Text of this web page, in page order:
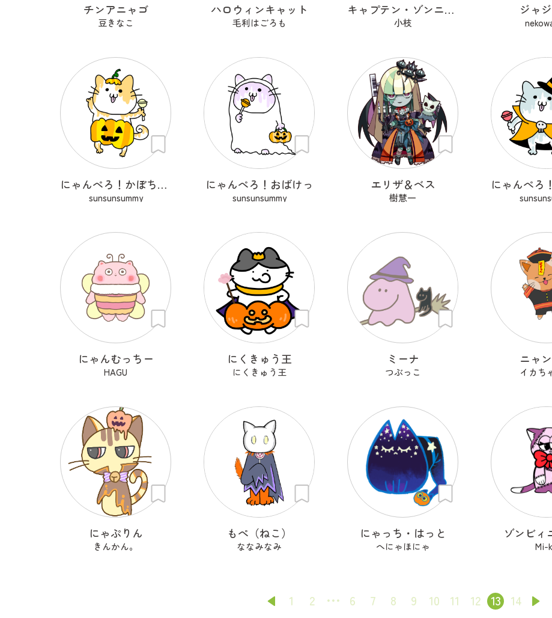
チンアニャゴ
豆きなこ
ハロウィンキャット
毛利はごろも
キャプテン・ゾンニャック
小枝
ジャ
にゃんぺろ！かぼちゃっ
sunsunsummy
にゃんぺろ！おばけっ
sunsunsummy
エリザ＆ベス
樹慧一
にゃんむっちー
HAGU
にくきゅう王
にくきゅう王
ミーナ
つぶっこ
ニャ
イカち
にゃぷりん
きんかん。
もぺ（ねこ）
ななみなみ
にゃっち・はっと
へにゃほにゃ
ゾンビィ
Mi-
1 2 6 7 8 9 10 11 12 13 14